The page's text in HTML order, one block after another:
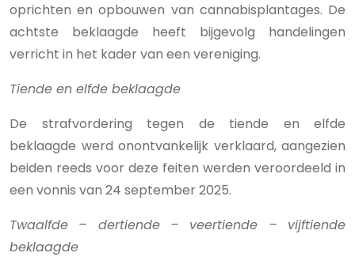
oprichten en opbouwen van cannabisplantages. De
achtste beklaagde heeft bijgevolg handelingen
verricht in het kader van een vereniging.
Tiende en elfde beklaagde
De strafvordering tegen de tiende en elfde
beklaagde werd onontvankelijk verklaard, aangezien
beiden reeds voor deze feiten werden veroordeeld in
een vonnis van 24 september 2025.
Twaalfde – dertiende – veertiende – vijftiende
beklaagde